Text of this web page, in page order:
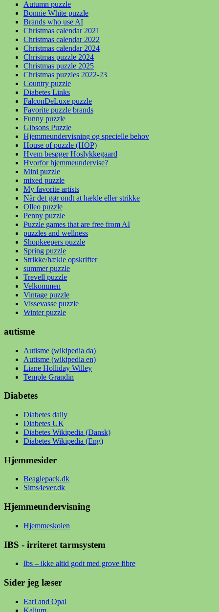
Autumn puzzle
Bonnie White puzzle
Brands who use AI
Christmas calendar 2021
Christmas calendar 2022
Christmas calendar 2024
Christmas puzzle 2024
Christmas puzzle 2025
Christmas puzzles 2022-23
Country puzzle
Diabetes Links
FalconDeLuxe puzzle
Favorite puzzle brands
Funny puzzle
Gibsons Puzzle
Hjemmeundervisning og specielle behov
House of puzzle (HOP)
Hvem besøger Hoslykkegaard
Hvorfor hjemmeundervise?
Mini puzzle
mixed puzzle
My favorite artists
Når det gør ondt at hækle eller strikke
Olleo puzzle
Penny puzzle
Puzzle games that are free from AI
puzzles and wellness
Shopkeepers puzzle
Spring puzzle
Strikke/hækle opskrifter
summer puzzle
Trevell puzzle
Velkommen
Vintage puzzle
Vissevasse puzzle
Winter puzzle
autisme
Autisme (wikipedia da)
Autisme (wikipedia en)
Liane Holliday Willey
Temple Grandin
Diabetes
Diabetes daily
Diabetes UK
Diabetes Wikipedia (Dansk)
Diabetes Wikipedia (Eng)
Hjemmesider
Beaglepack.dk
Sims4ever.dk
Hjemmeundervisning
Hjemmeskolen
IBS - irriteret tarmsystem
Ibs – ikke altid godt med grove fibre
Sider jeg læser
Earl and Opal
Kalium